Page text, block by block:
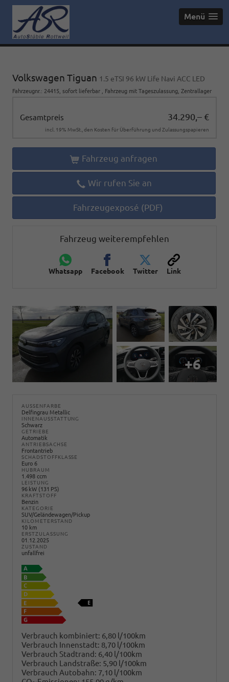
Menü
Volkswagen Tiguan 1.5 eTSI 96 kW Life Navi ACC LED
Fahrzeugnr. : 24415 sofort lieferbar Fahrzeug mit Tageszulassung , Zentrallager
Gesamtpreis 34.290,– €
incl. 19% MwSt., den Kosten für Überführung und Zulassungspapieren
Fahrzeug anfragen
Wir rufen Sie an
Fahrzeugexposé (PDF)
Fahrzeug weiterempfehlen
Whatsapp Facebook Twitter Link
+6
AUSSENFARBE
Delfingrau Metallic
INNENAUSSTATTUNG
Schwarz
GETRIEBE
Automatik
ANTRIEBSACHSE
Frontantrieb
SCHADSTOFFKLASSE
Euro 6
HUBRAUM
1.498 ccm
LEISTUNG
96 kW (131 PS)
KRAFTSTOFF
Benzin
KATEGORIE
SUV/Geländewagen/Pickup
KILOMETERSTAND
10 km
ERSTZULASSUNG
01.12.2025
ZUSTAND
unfallfrei
Verbrauch kombiniert: 6,80 l/100km
Verbrauch Innenstadt: 8,70 l/100km
Verbrauch Stadtrand: 6,40 l/100km
Verbrauch Landstraße: 5,90 l/100km
Verbrauch Autobahn: 7,10 l/100km